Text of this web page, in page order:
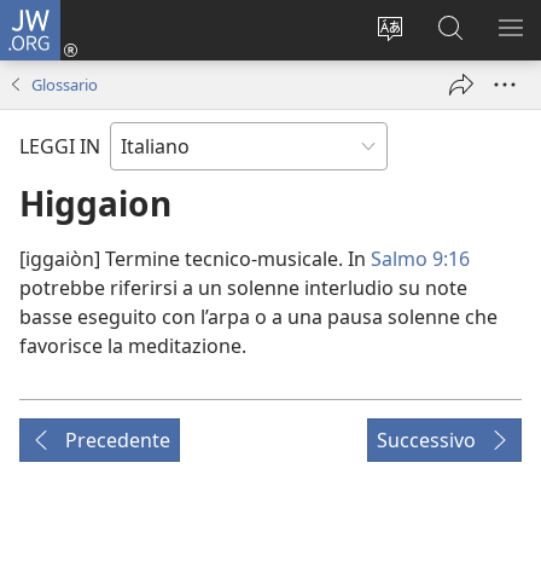
JW.ORG
Modificare
Accedi
(apre
finestra)
Cerca
in
JW.ORG
Glossario
LEGGI IN
Higgaion
[iggaiòn] Termine tecnico-musicale. In Salmo 9:16
potrebbe riferirsi a un solenne interludio su note
basse eseguito con l’arpa o a una pausa solenne che
favorisce la meditazione.
Precedente Successivo